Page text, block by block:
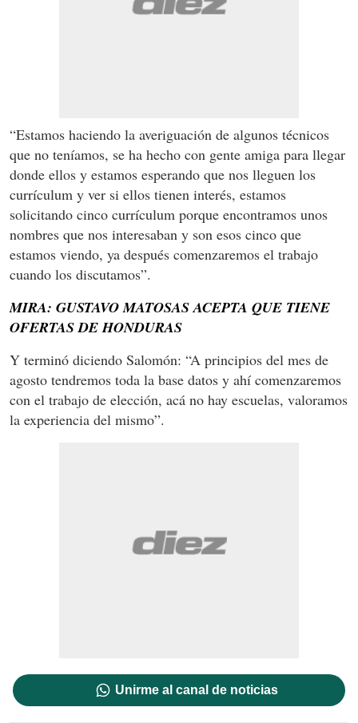
“Estamos haciendo la averiguación de algunos técnicos
que no teníamos, se ha hecho con gente amiga para llegar
donde ellos y estamos esperando que nos lleguen los
currículum y ver si ellos tienen interés, estamos
solicitando cinco currículum porque encontramos unos
nombres que nos interesaban y son esos cinco que
estamos viendo, ya después comenzaremos el trabajo
cuando los discutamos”.
MIRA: GUSTAVO MATOSAS ACEPTA QUE TIENE
OFERTAS DE HONDURAS
Y terminó diciendo Salomón: “A principios del mes de
agosto tendremos toda la base datos y ahí comenzaremos
con el trabajo de elección, acá no hay escuelas, valoramos
la experiencia del mismo”.
Unirme al canal de noticias